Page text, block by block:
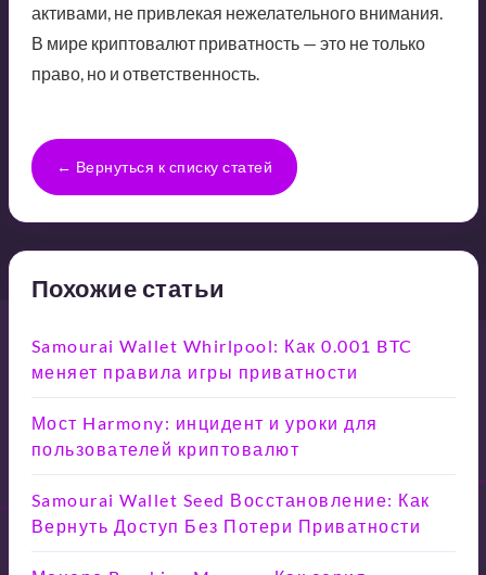
активами, не привлекая нежелательного внимания.
В мире криптовалют приватность — это не только
право, но и ответственность.
← Вернуться к списку статей
Похожие статьи
Samourai Wallet Whirlpool: Как 0.001 BTC
меняет правила игры приватности
Мост Harmony: инцидент и уроки для
пользователей криптовалют
Samourai Wallet Seed Восстановление: Как
Вернуть Доступ Без Потери Приватности